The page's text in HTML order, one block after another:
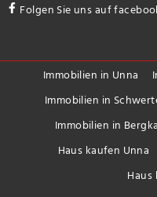
Folgen Sie uns auf
Immobilien in Unna
Immobilien in
Immobilien in
Haus kaufen Unna
Haus